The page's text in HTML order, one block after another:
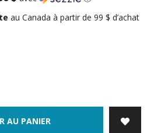
au Canada à partir de 99 $ d’achat
AU PANIER